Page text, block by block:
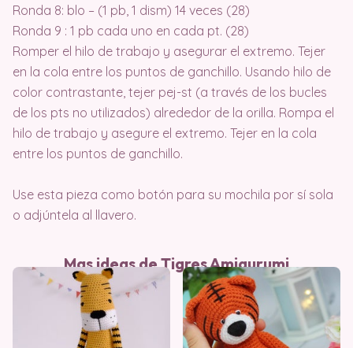
Ronda 8: blo – (1 pb, 1 dism) 14 veces (28)
Ronda 9 : 1 pb cada uno en cada pt. (28)
Romper el hilo de trabajo y asegurar el extremo. Tejer
en la cola entre los puntos de ganchillo. Usando hilo de
color contrastante, tejer pej-st (a través de los bucles
de los pts no utilizados) alrededor de la orilla. Rompa el
hilo de trabajo y asegure el extremo. Tejer en la cola
entre los puntos de ganchillo.
Use esta pieza como botón para su mochila por sí sola
o adjúntela al llavero.
Mas ideas de Tigres Amigurumi